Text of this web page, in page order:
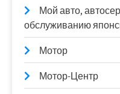
Мой авто,
обслуживанию
Мотор
Мотор-Центр